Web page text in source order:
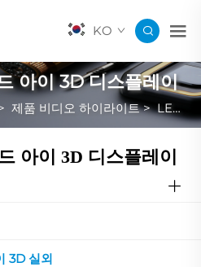
KO
아이 3D 디스플레이
제품 비디오 하이라이트>LED 실외 네이키드 아이 3D 디스플레이
아이 3D 디스플레이
3D 실외